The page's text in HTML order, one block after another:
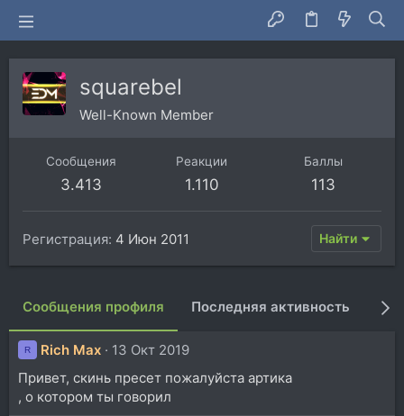
squarebel
Well-Known Member
Сообщения
3.413
Реакции
1.110
Баллы
113
Регистрация 4 Июн 2011 Найти
Сообщения профиля Последняя активность
R Rich Max
13 Окт 2019
Привет, скинь пресет пожалуйста артика
, о котором ты говорил